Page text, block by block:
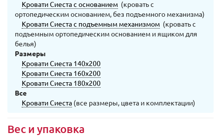
Кровати Сиеста с основанием (кровать с
ортопедическим основанием, без подъемного механизма)
Кровати Сиеста с подъемным механизмом (кровать с
подъемным ортопедическим основанием и ящиком для
белья)
Размеры
Кровати Сиеста 140х200
Кровати Сиеста 160х200
Кровати Сиеста 180х200
Все
Кровати Сиеста (все размеры, цвета и комплектации)
Вес и упаковка